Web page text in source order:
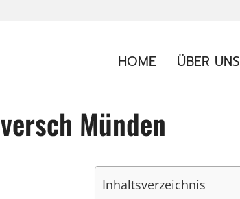
HOME ÜBER UNS
Münden
Inhaltsverzeichnis